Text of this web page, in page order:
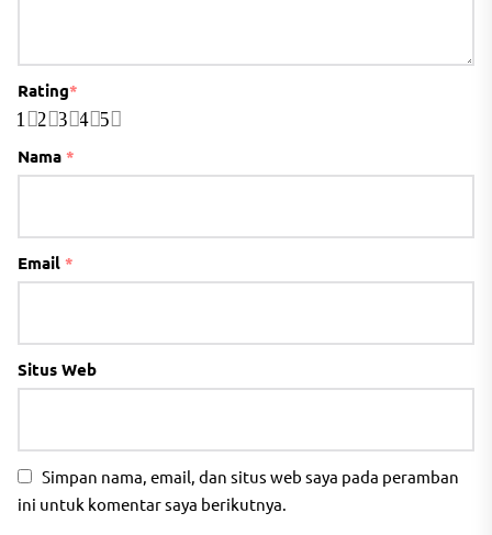
Rating*
5
4
3
2
1
Nama *
Email *
Situs Web
Simpan nama, email, dan situs web saya pada peramban
ini untuk komentar saya berikutnya.